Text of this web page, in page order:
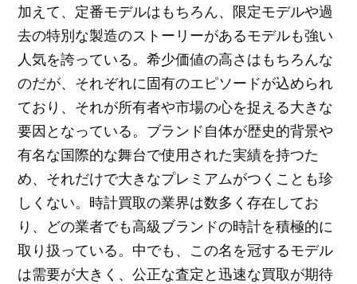
加えて、定番モデルはもちろん、限定モデルや過
去の特別な製造のストーリーがあるモデルも強い
人気を誇っている。希少価値の高さはもちろんな
のだが、それぞれに固有のエピソードが込められ
ており、それが所有者や市場の心を捉える大きな
要因となっている。ブランド自体が歴史的背景や
有名な国際的な舞台で使用された実績を持つた
め、それだけで大きなプレミアムがつくことも珍
しくない。時計買取の業界は数多く存在してお
り、どの業者でも高級ブランドの時計を積極的に
取り扱っている。中でも、この名を冠するモデル
は需要が大きく、公正な査定と迅速な買取が期待